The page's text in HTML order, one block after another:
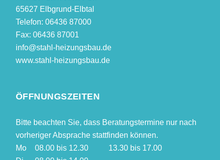
65627 Elbgrund-Elbtal
Telefon: 06436 87000
Fax: 06436 87001
info@stahl-heizungsbau.de
www.stahl-heizungsbau.de
ÖFFNUNGSZEITEN
Bitte beachten Sie, dass Beratungstermine nur nach
vorheriger Absprache stattfinden können.
Mo
08.00 bis 12.30
13.30 bis 17.00